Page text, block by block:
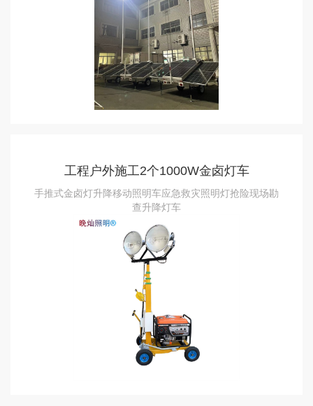
工程户外施工2个1000W金卤灯车
手推式金卤灯升降移动照明车应急救灾照明灯抢险现场勘
查升降灯车